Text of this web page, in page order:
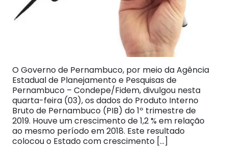
O Governo de Pernambuco, por meio da Agência
Estadual de Planejamento e Pesquisas de
Pernambuco – Condepe/Fidem, divulgou nesta
quarta-feira (03), os dados do Produto Interno
Bruto de Pernambuco (PIB) do 1º trimestre de
2019. Houve um crescimento de 1,2 % em relação
ao mesmo período em 2018. Este resultado
colocou o Estado com crescimento […]